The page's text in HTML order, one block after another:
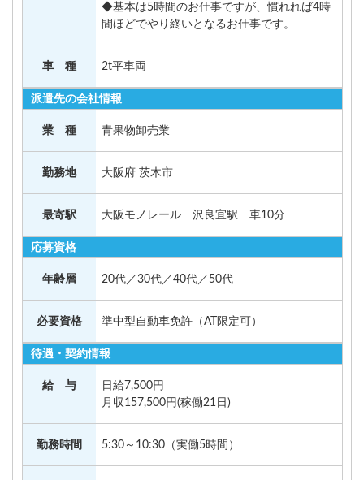
◆基本は5時間のお仕事ですが、慣れれば4時
間ほどでやり終いとなるお仕事です。
車 種 2t平車両
派遣先の会社情報
業 種 青果物卸売業
勤務地 大阪府 茨木市
最寄駅 大阪モノレール 沢良宜駅 車10分
応募資格
年齢層 20代／30代／40代／50代
必要資格 準中型自動車免許（AT限定可）
待遇・契約情報
給 与
日給7,500円
月収157,500円(稼働21日)
勤務時間 5:30～10:30（実働5時間）